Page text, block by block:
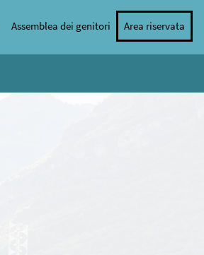
Assemblea dei genitori Area riservata